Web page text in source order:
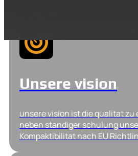
Unsere vision
unsere vision ist die qualitat
neben standiger schulung
Kompaktibilitat nach EU